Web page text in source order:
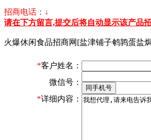
招商电话：↓
请在下方留言,提交后将自动显示该产品
火爆休闲食品招商网[盐津铺子鹌鹑蛋盐
*客户姓名：
微信号：
*详细内容：